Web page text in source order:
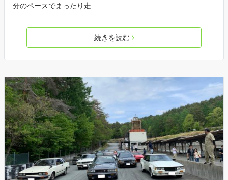
分のペースでまったり走
続きを読む